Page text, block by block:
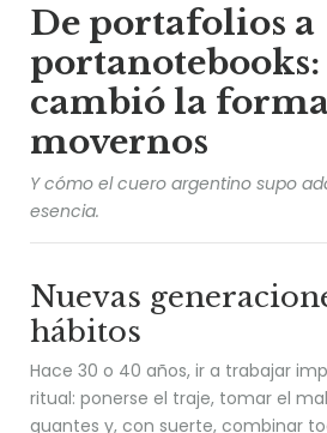
De portafolios a
cambió la
movernos
Y cómo el cuero argentino supo
esencia.
Nuevas
hábitos
Hace 30 o 40 años, ir a trabajar
ritual: ponerse el traje, tomar el
guantes y, con suerte, combinar